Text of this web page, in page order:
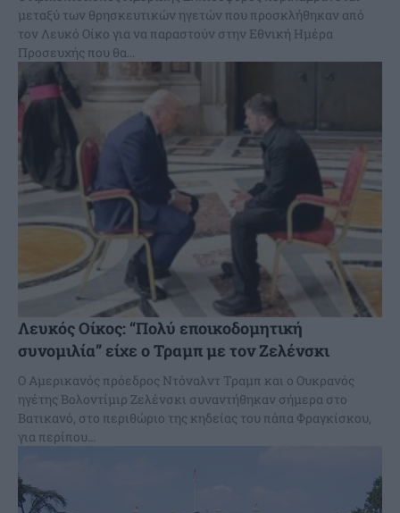
μεταξύ των θρησκευτικών ηγετών που προσκλήθηκαν από
τον Λευκό Οίκο για να παραστούν στην Εθνική Ημέρα
Προσευχής που θα...
Λευκός Οίκος: “Πολύ εποικοδομητική
συνομιλία” είχε ο Τραμπ με τον Ζελένσκι
Ο Αμερικανός πρόεδρος Ντόναλντ Τραμπ και ο Ουκρανός
ηγέτης Βολοντίμιρ Ζελένσκι συναντήθηκαν σήμερα στο
Βατικανό, στο περιθώριο της κηδείας του πάπα Φραγκίσκου,
για περίπου...